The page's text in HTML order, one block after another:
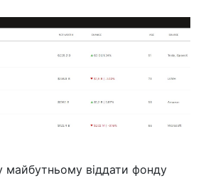
майбутньому віддати фонду